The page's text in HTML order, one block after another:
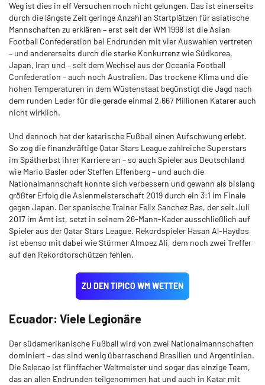
Weg ist dies in elf Versuchen noch nicht gelungen. Das ist einerseits
durch die längste Zeit geringe Anzahl an Startplätzen für asiatische
Mannschaften zu erklären – erst seit der WM 1998 ist die Asian
Football Confederation bei Endrunden mit vier Auswahlen vertreten
– und andererseits durch die starke Konkurrenz wie Südkorea,
Japan, Iran und – seit dem Wechsel aus der Oceania Football
Confederation – auch noch Australien. Das trockene Klima und die
hohen Temperaturen in dem Wüstenstaat begünstigt die Jagd nach
dem runden Leder für die gerade einmal 2,667 Millionen Katarer auch
nicht wirklich.
Und dennoch hat der katarische Fußball einen Aufschwung erlebt.
So zog die finanzkräftige Qatar Stars League zahlreiche Superstars
im Spätherbst ihrer Karriere an – so auch Spieler aus Deutschland
wie Mario Basler oder Steffen Effenberg – und auch die
Nationalmannschaft konnte sich verbessern und gewann als bislang
größter Erfolg die Asienmeisterschaft 2019 durch ein 3:1 im Finale
gegen Japan. Der spanische Trainer Felix Sanchez Bas, der seit Juli
2017 im Amt ist, setzt in seinem 26-Mann-Kader ausschließlich auf
Spieler aus der Qatar Stars League. Rekordspieler Hasan Al-Haydos
ist ebenso mit dabei wie Stürmer Almoez Ali, dem noch zwei Treffer
auf den Rekordtorschützen fehlen.
ZU DEN TIPICO WM WETTEN
Ecuador: Viele Legionäre
Der südamerikanische Fußball wird von zwei Nationalmannschaften
dominiert – das sind wenig überraschend Brasilien und Argentinien.
Die Selecao ist fünffacher Weltmeister und sogar das einzige Team,
das an allen Endrunden teilgenommen hat und auch in Katar mit